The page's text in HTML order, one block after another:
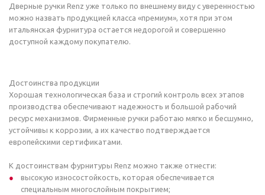
Дверные ручки Renz уже только по внешнему виду с уверенностью
можно назвать продукцией класса «премиум», хотя при этом
итальянская фурнитура остается недорогой и совершенно
доступной каждому покупателю.
Достоинства продукции
Хорошая технологическая база и строгий контроль всех этапов
производства обеспечивают надежность и большой рабочий
ресурс механизмов. Фирменные ручки работаю мягко и бесшумно,
устойчивы к коррозии, а их качество подтверждается
европейскими сертификатами.
К достоинствам фурнитуры Renz можно также отнести:
высокую износостойкость, которая обеспечивается
специальным многослойным покрытием;